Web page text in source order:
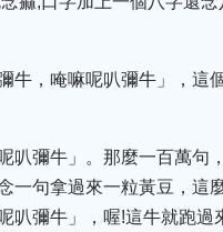
牛，唵嘛呢叭彌牛」，這
叭彌牛」。那麼一百萬句
一句拿過來一粒黃豆，這
叭彌牛」，喔!這牛就跑